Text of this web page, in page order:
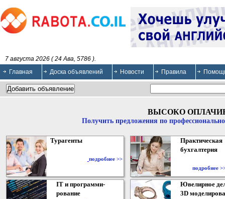
7 августа 2026 ( 24 Ава, 5786 ).
Главная
Доска объявлений Новости Правила
ВЫСОКО
Получить предложения по
Турагенты
подробнее >>
Практическая
бухгалтерия
подробнее
IT и программи-
рование
Ювелирное
3D